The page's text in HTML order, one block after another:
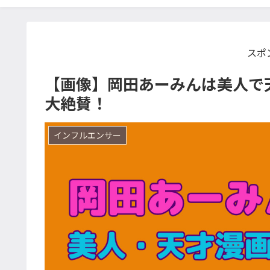
スポ
【画像】岡田あーみんは美人
大絶賛！
インフルエンサー